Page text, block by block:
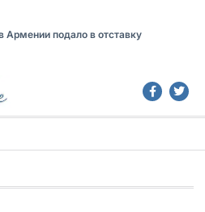
Армении подало в отставку